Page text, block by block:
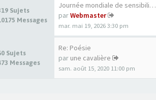
Sujets
Messages
Journée mondiale de sensibili…
parWebmaster
mar. mai 19, 2026 3:30 pm
Sujets
Messages
Re: Poésie
par une cavalière
sam. août 15, 2020 11:00 pm